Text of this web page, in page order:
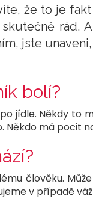
že to je
rád.
jste
bolí?
jídle. Někdy to
Někdo má pocit
člověku.
v případě